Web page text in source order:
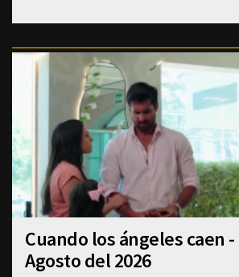
Cuando los ángeles caen -
Agosto del 2026